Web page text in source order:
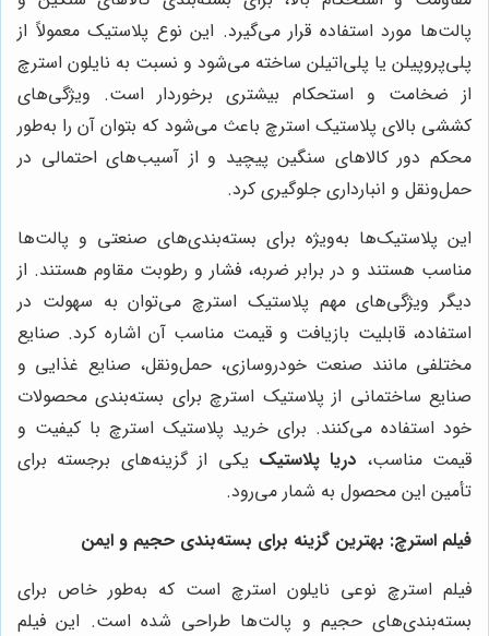
پالت‌ها مورد استفاده قرار می‌گیرد. این نوع پلاستیک معمولاً از
پلی‌پروپیلن یا پلی‌اتیلن ساخته می‌شود و نسبت به نایلون استرچ
از ضخامت و استحکام بیشتری برخوردار است. ویژگی‌های
کششی بالای پلاستیک استرچ باعث می‌شود که بتوان آن را به‌طور
محکم دور کالاهای سنگین پیچید و از آسیب‌های احتمالی در
حمل‌ونقل و انبارداری جلوگیری کرد.
این پلاستیک‌ها به‌ویژه برای بسته‌بندی‌های صنعتی و پالت‌ها
مناسب هستند و در برابر ضربه، فشار و رطوبت مقاوم هستند. از
دیگر ویژگی‌های مهم پلاستیک استرچ می‌توان به سهولت در
استفاده، قابلیت بازیافت و قیمت مناسب آن اشاره کرد. صنایع
مختلفی مانند صنعت خودروسازی، حمل‌ونقل، صنایع غذایی و
صنایع ساختمانی از پلاستیک استرچ برای بسته‌بندی محصولات
خود استفاده می‌کنند. برای خرید پلاستیک استرچ با کیفیت و
قیمت مناسب، دریا پلاستیک یکی از گزینه‌های برجسته برای
تأمین این محصول به شمار می‌رود.
فیلم استرچ: بهترین گزینه برای بسته‌بندی حجیم و ایمن
فیلم استرچ نوعی نایلون استرچ است که به‌طور خاص برای
بسته‌بندی‌های حجیم و پالت‌ها طراحی شده است. این فیلم